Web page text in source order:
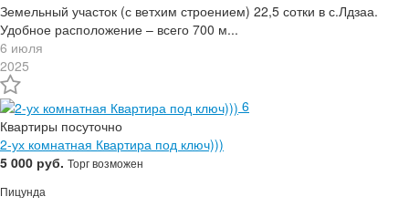
Земельный участок (с ветхим строением) 22,5 сотки в с.Лдзаа.
Удобное расположение – всего 700 м...
6 июля
2025
6
Квартиры посуточно
2-ух комнатная Квартира под ключ)))
5 000 руб. Торг возможен
Пицунда